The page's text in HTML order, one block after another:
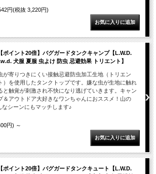
円(税抜 3,220円)
【ポイント20倍】バグガードタンクキャンプ【L.W.D.
犬服 夏服 虫よけ 防虫 忌避効果 トリエント】
が寄りつきにくい接触忌避防虫加工生地（トリエン
ト）を使用したタンクトップです。嫌な虫が生地に触れ
と触覚が刺激され不快になり逃げていきます。キャン
＆アウトドア大好きなワンちゃんにおススメ！山の
シーンにもマッチします♪
円) ～
【ポイント20倍】バグガードタンクキュート【L.W.D.